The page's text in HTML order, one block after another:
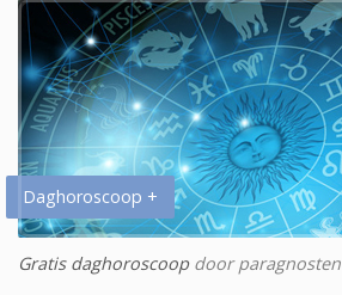
Daghoroscoop +
Gratis daghoroscoopdoor paragnosten